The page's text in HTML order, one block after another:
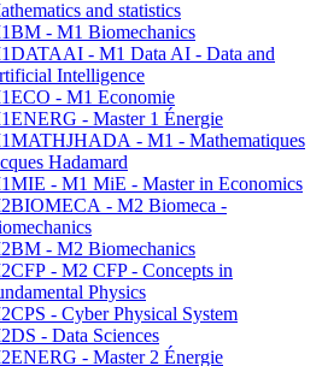
and statistics
- M1 Biomechanics
- M1 Data AI - Data and
Intelligence
- M1 Economie
- Master 1 Énergie
- M1 - Mathematiques
Hadamard
- M1 MiE - Master in Economics
- M2 Biomeca -
- M2 Biomechanics
- M2 CFP - Concepts in
Physics
- Cyber Physical System
- Data Sciences
- Master 2 Énergie